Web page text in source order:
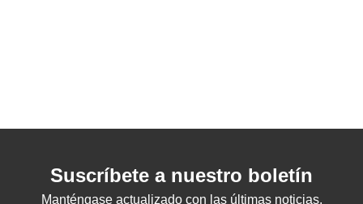
Suscríbete a nuestro boletín
Manténgase actualizado con las últimas noticias,